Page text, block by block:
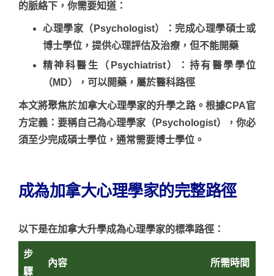
的脈絡下，你需要知道：
心理學家（Psychologist）
：完成心理學碩士或
博士學位，提供心理評估及治療，但不能開藥
精神科醫生（Psychiatrist）
：持有醫學學位
（MD），可以開藥，屬於醫科路徑
本文將聚焦於加拿大心理學家的升學之路。根據CPA官
方定義： 要稱自己為心理學家（Psychologist），你必
須至少完成碩士學位，通常需要博士學位。
成為加拿大心理學家的完整路徑
以下是在加拿大升學成為心理學家的標準路徑：
步
驟
內容 所需時間